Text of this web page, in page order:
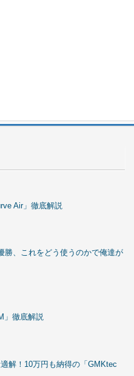
Air」徹底解説
勝、これをどう使うのかで俺達が
」徹底解説
解！10万円も納得の「GMKtec